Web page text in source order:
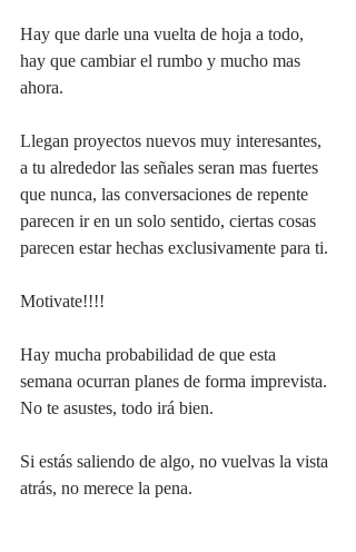
Hay que darle una vuelta de hoja a todo,
hay que cambiar el rumbo y mucho mas
ahora.
Llegan proyectos nuevos muy interesantes,
a tu alrededor las señales seran mas fuertes
que nunca, las conversaciones de repente
parecen ir en un solo sentido, ciertas cosas
parecen estar hechas exclusivamente para ti.
Motivate!!!!
Hay mucha probabilidad de que esta
semana ocurran planes de forma imprevista.
No te asustes, todo irá bien.
Si estás saliendo de algo, no vuelvas la vista
atrás, no merece la pena.